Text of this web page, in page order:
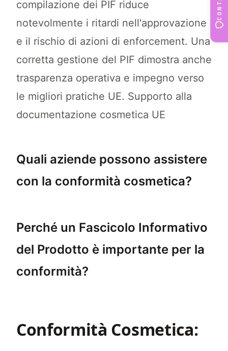
compilazione dei PIF riduce
notevolmente i ritardi nell'approvazione
e il rischio di azioni di enforcement. Una
corretta gestione del PIF dimostra anche
trasparenza operativa e impegno verso
le migliori pratiche UE. Supporto alla
documentazione cosmetica UE
Quali aziende possono assistere
con la conformità cosmetica?
Perché un Fascicolo Informativo
del Prodotto è importante per la
conformità?
Conformità Cosmetica: